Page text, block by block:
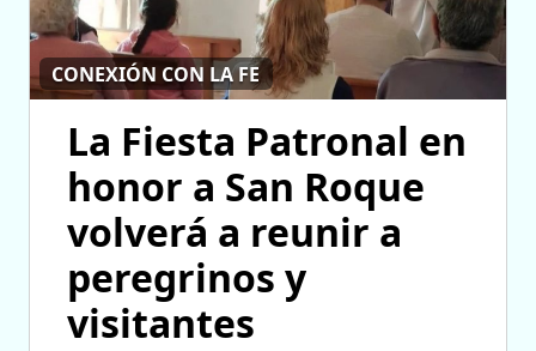
CONEXIÓN CON LA FE
La Fiesta Patronal en
honor a San Roque
volverá a reunir a
peregrinos y
visitantes